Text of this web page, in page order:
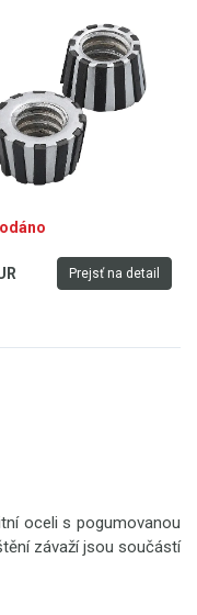
Prejsť na detail
oceli s pogumovanou
závaží jsou součástí